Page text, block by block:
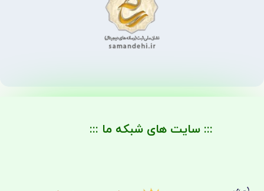
::: سایت های شبکه ما :::